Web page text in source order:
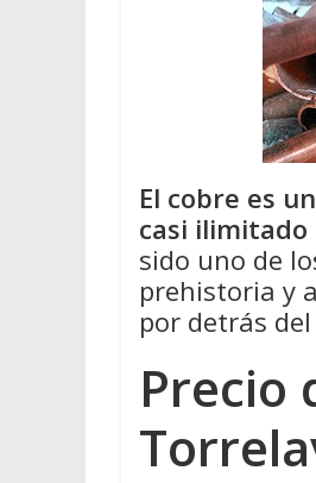
El cobre es
casi ilimitado
sido uno de
prehistoria y
por detrás
Precio